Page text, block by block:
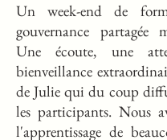
Un week-end de
gouvernance partagée
Une écoute, une
bienveillance
de Julie qui du coup
les participants. Nous
l'apprentissage de